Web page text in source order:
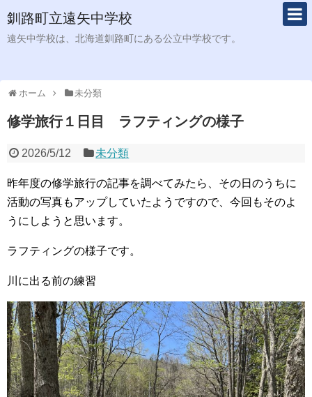
釧路町立遠矢中学校
遠矢中学校は、北海道釧路町にある公立中学校です。
ホーム 未分類
修学旅行１日目 ラフティングの様子
2026/5/12 未分類
昨年度の修学旅行の記事を調べてみたら、その日のうちに
活動の写真もアップしていたようですので、今回もそのよ
うにしようと思います。
ラフティングの様子です。
川に出る前の練習